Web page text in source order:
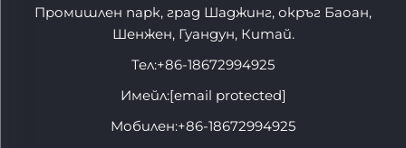
Промишлен парк, град Шаджинг, окръг Баоан,
Шенжен, Гуандун, Китай.
Тел:+86-18672994925
Имейл:[email protected]
Мобилен:+86-18672994925